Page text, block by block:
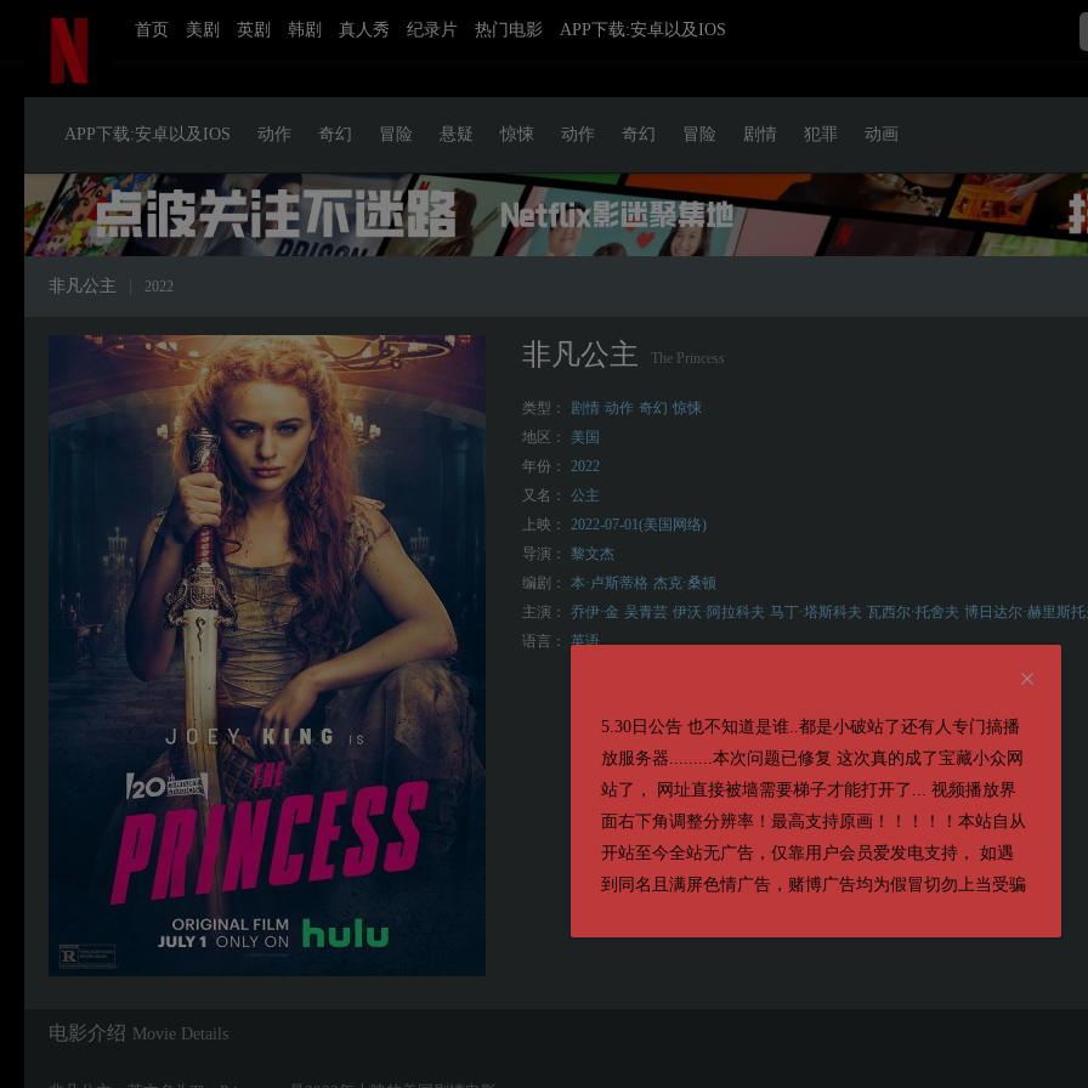
首页 美剧 英剧 韩剧 真人秀 纪录片 热门电影 APP下载:安卓以及IOS
5.30日公告 也不知道是谁..都是小破站了还有人专门搞播
放服务器.........本次问题已修复 这次真的成了宝藏小众网
站了， 网址直接被墙需要梯子才能打开了... 视频播放界
面右下角调整分辨率！最高支持原画！！！！！本站自从
开站至今全站无广告，仅靠用户会员爱发电支持， 如遇
到同名且满屏色情广告，赌博广告均为假冒切勿上当受骗
APP下载:安卓以及IOS 动作 奇幻 冒险 悬疑 惊悚 动作 奇幻 冒险 剧情 犯罪 动画
非凡公主 2022
非凡公主 The Princess
类型： 剧情 动作 奇幻 惊悚
地区：
美国
年份：
2022
又名：
公主
上映：
2022-07-01(美国网络)
导演：
黎文杰
编剧：
本·卢斯蒂格 杰克·桑顿
主演：
乔伊·金 吴青芸 伊沃·阿拉科夫 马丁·塔斯科夫 瓦西尔·托舍夫 博日达尔·赫里斯
语言：
英语
电影介绍 Movie Details